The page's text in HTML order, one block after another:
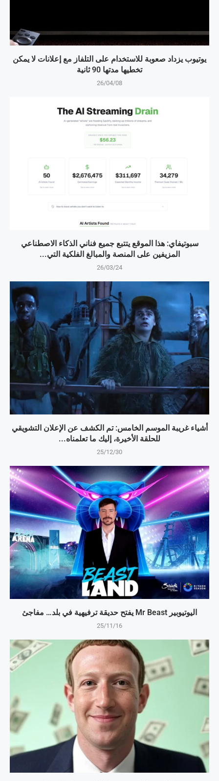
يوتيوب يزداد صعوبة للاستخدام على التلفاز مع إعلانات لا يمكن
تخطيها مدتها 90 ثانية
26/04/08
سبوتيفاي: هذا الموقع يتتبع جميع فناني الذكاء الاصطناعي
المزيفين على المنصة والمبالغ الفلكية التي...
26/03/24
أشياء غريبة الموسم الخامس: تم الكشف عن الإعلان التشويقي
للحلقة الأخيرة، إليك ما تعلمناه...
25/12/30
اليوتيوبير Mr Beast يفتح حديقة ترفيهية في بلد… مفاجئ
25/11/16